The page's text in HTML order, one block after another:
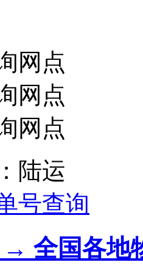
网点
网点
网点
陆运
号查询
→ 全国各地